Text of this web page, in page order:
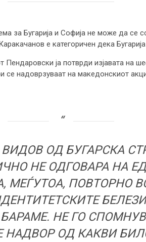
за Бугарија и Софија не може да се
е категоричен дека
ја потврди изјавата на
се надоврзуваат на македонскиот
ОД БУГАРСКА
НЕ ОДГОВАРА НА
МЕЃУТОА, ПОВТОРНО
НЕ ГО
НАДВОР ОД КАКВИ